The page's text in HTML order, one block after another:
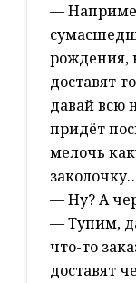
—
рождения,
доставят
давай всю
придёт
мелочь
— Ну? А
— Тупим,
что-то
доставят